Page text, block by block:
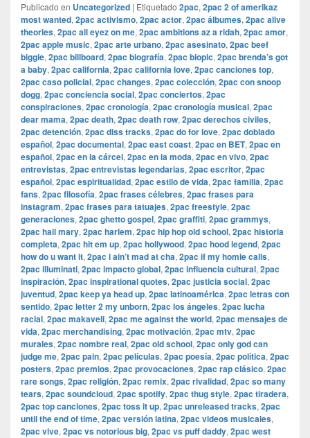
Publicado en Uncategorized | Etiquetado 2pac, 2pac 2 of amerikaz
most wanted, 2pac activismo, 2pac actor, 2pac álbumes, 2pac alive
theories, 2pac all eyez on me, 2pac ambitions az a ridah, 2pac amor,
2pac apple music, 2pac arte urbano, 2pac asesinato, 2pac beef
biggie, 2pac billboard, 2pac biografía, 2pac biopic, 2pac brenda’s got
a baby, 2pac california, 2pac california love, 2pac canciones top,
2pac caso policial, 2pac changes, 2pac colección, 2pac con snoop
dogg, 2pac conciencia social, 2pac conciertos, 2pac
conspiraciones, 2pac cronología, 2pac cronología musical, 2pac
dear mama, 2pac death, 2pac death row, 2pac derechos civiles,
2pac detención, 2pac diss tracks, 2pac do for love, 2pac doblado
español, 2pac documental, 2pac east coast, 2pac en BET, 2pac en
español, 2pac en la cárcel, 2pac en la moda, 2pac en vivo, 2pac
entrevistas, 2pac entrevistas legendarias, 2pac escritor, 2pac
español, 2pac espiritualidad, 2pac estilo de vida, 2pac familia, 2pac
fans, 2pac filosofía, 2pac frases célebres, 2pac frases para
instagram, 2pac frases para tatuajes, 2pac freestyle, 2pac
generaciones, 2pac ghetto gospel, 2pac graffiti, 2pac grammys,
2pac hail mary, 2pac harlem, 2pac hip hop old school, 2pac historia
completa, 2pac hit em up, 2pac hollywood, 2pac hood legend, 2pac
how do u want it, 2pac i ain’t mad at cha, 2pac if my homie calls,
2pac illuminati, 2pac impacto global, 2pac influencia cultural, 2pac
inspiración, 2pac inspirational quotes, 2pac justicia social, 2pac
juventud, 2pac keep ya head up, 2pac latinoamérica, 2pac letras con
sentido, 2pac letter 2 my unborn, 2pac los ángeles, 2pac lucha
racial, 2pac makaveli, 2pac me against the world, 2pac mensajes de
vida, 2pac merchandising, 2pac motivación, 2pac mtv, 2pac
murales, 2pac nombre real, 2pac old school, 2pac only god can
judge me, 2pac pain, 2pac películas, 2pac poesía, 2pac política, 2pac
posters, 2pac premios, 2pac provocaciones, 2pac rap clásico, 2pac
rare songs, 2pac religión, 2pac remix, 2pac rivalidad, 2pac so many
tears, 2pac soundcloud, 2pac spotify, 2pac thug style, 2pac tiradera,
2pac top canciones, 2pac toss it up, 2pac unreleased tracks, 2pac
until the end of time, 2pac versión latina, 2pac videos musicales,
2pac vive, 2pac vs notorious big, 2pac vs puff daddy, 2pac west